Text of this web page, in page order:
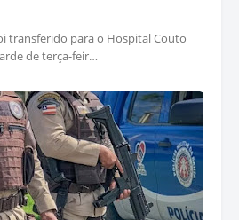
transferido para o Hospital Couto
de terça-feir…